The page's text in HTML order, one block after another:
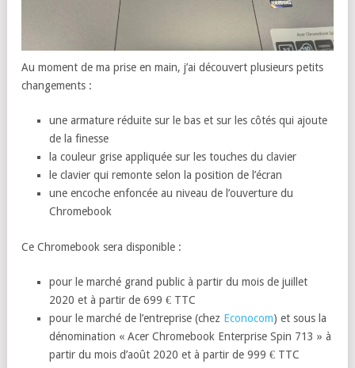
Au moment de ma prise en main, j’ai découvert plusieurs petits
changements :
une armature réduite sur le bas et sur les côtés qui ajoute
de la finesse
la couleur grise appliquée sur les touches du clavier
le clavier qui remonte selon la position de l’écran
une encoche enfoncée au niveau de l’ouverture du
Chromebook
Ce Chromebook sera disponible :
pour le marché grand public à partir du mois de juillet
2020 et à partir de 699 € TTC
pour le marché de l’entreprise (chez Econocom) et sous la
dénomination « Acer Chromebook Enterprise Spin 713 » à
partir du mois d’août 2020 et à partir de 999 € TTC